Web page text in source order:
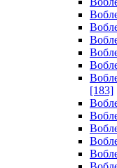
[183]